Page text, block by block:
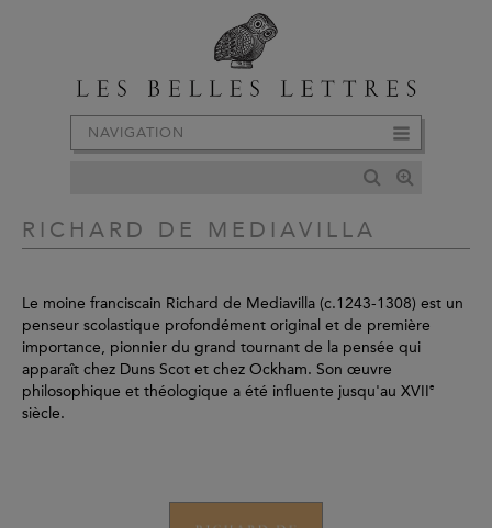
NAVIGATION
RICHARD DE MEDIAVILLA
Le moine franciscain Richard de Mediavilla (c.1243-1308) est un
penseur scolastique profondément original et de première
importance, pionnier du grand tournant de la pensée qui
apparaît chez Duns Scot et chez Ockham. Son œuvre
philosophique et théologique a été influente jusqu'au XVIIe
siècle.